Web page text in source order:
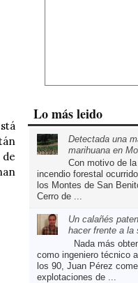
Lo más leido
Detectada una
marihuana en
Con motivo de
incendio forestal
los Montes de San
Cerro de ...
Un calañés
hacer frente a la
Nada más
como ingeniero técnico
los 90, Juan Pérez
explotaciones de ...